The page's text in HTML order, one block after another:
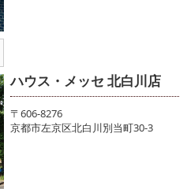
ハウス・メッセ 北白川店
〒606-8276
京都市左京区北白川別当町30-3